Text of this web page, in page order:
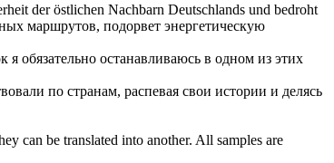
der östlichen Nachbarn Deutschlands und bedroht
маршрутов, подорвет энергетическую
я обязательно останавливаюсь в одном из этих
по странам, распевая свои истории и делясь
can be translated into another. All samples are